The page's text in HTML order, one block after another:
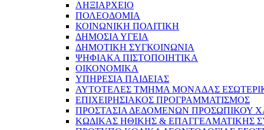
ΛΗΞΙΑΡΧΕΙΟ
ΠΟΛΕΟΔΟΜΙΑ
ΚΟΙΝΩΝΙΚΗ ΠΟΛΙΤΙΚΗ
ΔΗΜΟΣΙΑ ΥΓΕΙΑ
ΔΗΜΟΤΙΚΗ ΣΥΓΚΟΙΝΩΝΙΑ
ΨΗΦΙΑΚΑ ΠΙΣΤΟΠΟΙΗΤΙΚΑ
ΟΙΚΟΝΟΜΙΚΑ
ΥΠΗΡΕΣΙΑ ΠΑΙΔΕΙΑΣ
ΑΥΤΟΤΕΛΕΣ ΤΜΗΜΑ ΜΟΝΑΔΑΣ
ΕΠΙΧΕΙΡΗΣΙΑΚΟΣ ΠΡΟΓΡΑΜΜΑΤΙΣΜΟΣ
ΠΡΟΣΤΑΣΙΑ ΔΕΔΟΜΕΝΩΝ ΠΡΟΣΩΠΙΚΟΥ
ΚΩΔΙΚΑΣ ΗΘΙΚΗΣ &